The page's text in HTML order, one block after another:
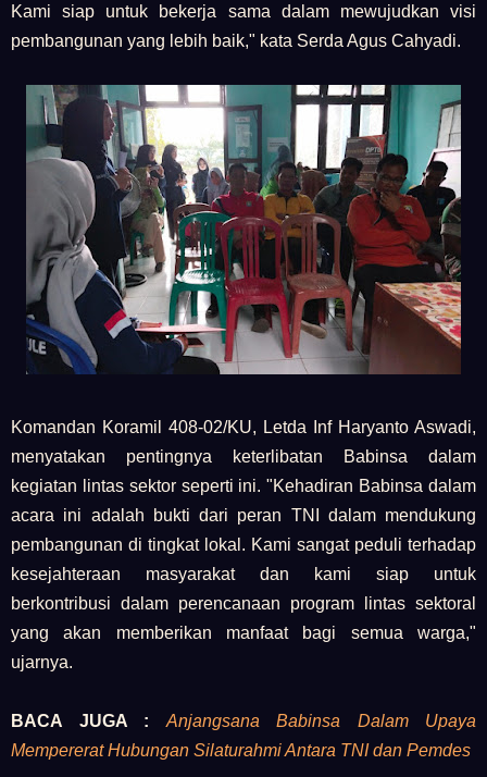
Kami siap untuk bekerja sama dalam mewujudkan visi
pembangunan yang lebih baik," kata Serda Agus Cahyadi.
Komandan Koramil 408-02/KU, Letda Inf Haryanto Aswadi,
menyatakan pentingnya keterlibatan Babinsa dalam
kegiatan lintas sektor seperti ini. "Kehadiran Babinsa dalam
acara ini adalah bukti dari peran TNI dalam mendukung
pembangunan di tingkat lokal. Kami sangat peduli terhadap
kesejahteraan masyarakat dan kami siap untuk
berkontribusi dalam perencanaan program lintas sektoral
yang akan memberikan manfaat bagi semua warga,"
ujarnya.
BACA JUGA :
Anjangsana Babinsa Dalam Upaya
Mempererat Hubungan Silaturahmi Antara TNI dan Pemdes